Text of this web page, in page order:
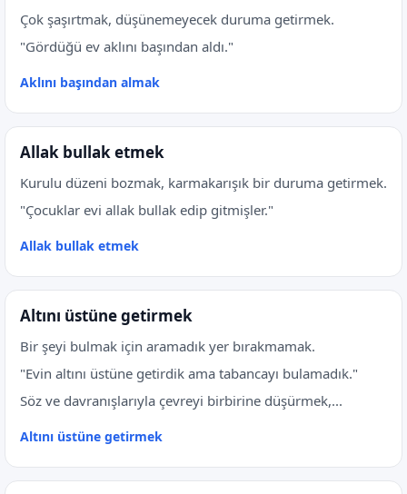
Çok şaşırtmak, düşünemeyecek duruma getirmek.
"Gördüğü ev aklını başından aldı."
Aklını başından almak
Allak bullak etmek
Kurulu düzeni bozmak, karmakarışık bir duruma getirmek.
"Çocuklar evi allak bullak edip gitmişler."
Allak bullak etmek
Altını üstüne getirmek
Bir şeyi bulmak için aramadık yer bırakmamak.
"Evin altını üstüne getirdik ama tabancayı bulamadık."
Söz ve davranışlarıyla çevreyi birbirine düşürmek,...
Altını üstüne getirmek